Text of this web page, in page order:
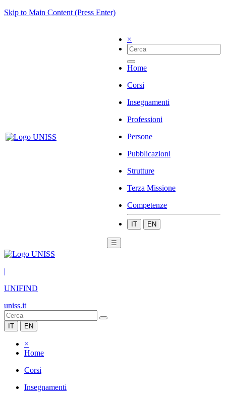
Skip to Main Content (Press Enter)
×
Home
Corsi
Insegnamenti
Professioni
Persone
Pubblicazioni
Strutture
Terza Missione
Competenze
IT EN
☰
|
UNIFIND
uniss.it
IT EN
×
Home
Corsi
Insegnamenti